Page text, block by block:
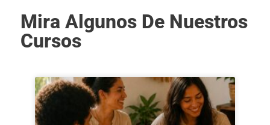
Mira Algunos De Nuestros
Cursos